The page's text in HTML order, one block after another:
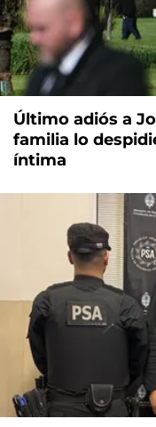
Último adiós a
familia lo
íntima